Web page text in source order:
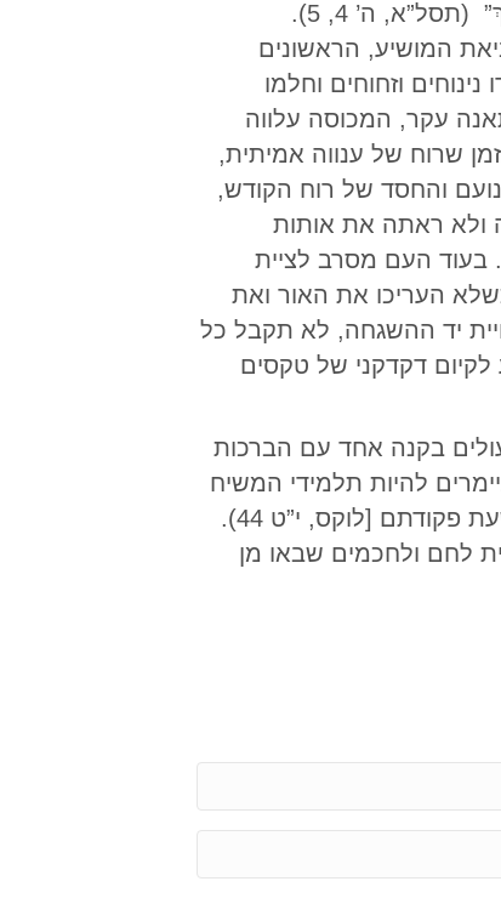
שֶׁיַּפְתִּיעַ אֶתְכֶם הַיּוֹם כְּגַנָּב. אַתֶּם כֻּלְּכֶם בְּנֵי הָאוֹר וּבְנֵי הַיּוֹם. לֹא בְּנֵי הַלַּיְלָה אֲנַחְנוּ וְלֹא בְּנֵי הַחֹשֶׁךְ” (תסל”א, ה’ 4, 5).
המושיע, הראשונים
וזחוחים וחלמו
עקר, המכוסה עלווה
שרוח של ענווה אמיתית,
והחסד של רוח הקודש,
ולא ראתה את אותות
בעוד העם מסרב לציית
העריכו את האור ואת
יד ההשגחה, לא תקבל כל
דקדקני של טקסים
בקנה אחד עם הברכות
להיות תלמידי המשיח
מסרבים לקבל את האור השמיימי, ובדומה לעם ישראל בעת העתיקה, הם אינם יודעים את שעת פקודתם [לוקס, י”ט 44).
לחם ולחכמים שבאו מן